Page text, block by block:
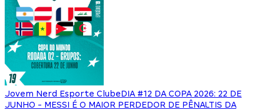
Jovem Nerd Esporte ClubeDIA #12 DA COPA 2026: 22 DE
JUNHO - MESSI É O MAIOR PERDEDOR DE PÊNALTIS DA